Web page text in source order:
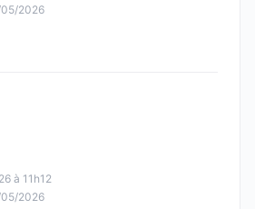
05/2026
à 11h12
05/2026